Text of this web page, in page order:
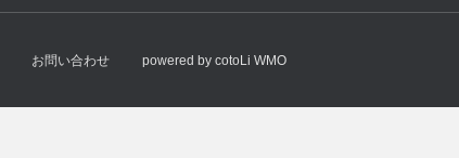
お問い合わせ powered by cotoLi WMO